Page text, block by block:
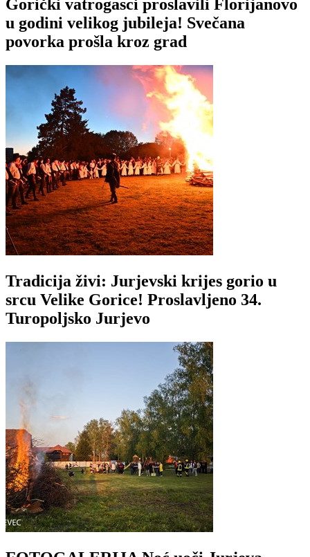
Gorički vatrogasci proslavili Florijanovo
u godini velikog jubileja! Svečana
povorka prošla kroz grad
Tradicija živi: Jurjevski krijes gorio u
srcu Velike Gorice! Proslavljeno 34.
Turopoljsko Jurjevo